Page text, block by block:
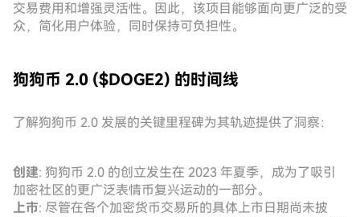
交易费用和增强灵活性。因此，该项目能够面向更广泛的受
众，简化用户体验，同时保持可负担性。
狗狗币 2.0 ($DOGE2) 的时间线
了解狗狗币 2.0 发展的关键里程碑为其轨迹提供了洞察：
创建: 狗狗币 2.0 的创立发生在 2023 年夏季，成为了吸引
加密社区的更广泛表情币复兴运动的一部分。
上市: 尽管在各个加密货币交易所的具体上市日期尚未披